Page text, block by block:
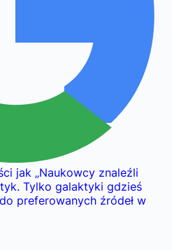
jak „Naukowcy znaleźli
Tylko galaktyki gdzieś
preferowanych źródeł w